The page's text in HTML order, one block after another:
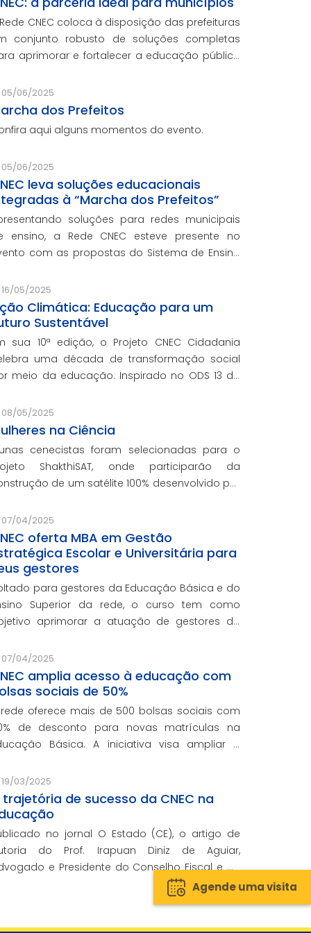
Agende uma visita
CNEC coloca à disposição das prefeituras
conjunto robusto de soluções completas
aprimorar e fortalecer a educação pública
para os municípios que não
da Marcha dos Prefeito
05/06/2025
dos Prefeitos
aqui alguns momentos do evento.
05/06/2025
leva soluções educacionais
à “Marcha dos Prefeitos”
soluções para redes municipais
ensino, a Rede CNEC esteve presente no
com as propostas do Sistema de Ensino
serviços de gestão escolar e parcerias
prefeituras durante ev
16/05/2025
Climática: Educação para um
Sustentável
sua 10ª edição, o Projeto CNEC Cidadania
uma década de transformação social
meio da educação. Inspirado no ODS 13 da
e na promoção da sustentabilidade.
08/05/2025
na Ciência
cenecistas foram selecionadas para o
ShakthiSAT, onde participarão da
de um satélite 100% desenvolvido por
07/04/2025
oferta MBA em Gestão
Escolar e Universitária para
gestores
para gestores da Educação Básica e do
Superior da rede, o curso tem como
aprimorar a atuação de gestores da
em serviço da instituição, contando
o oferecimento gratuito da Re
07/04/2025
amplia acesso à educação com
sociais de 50%
oferece mais de 500 bolsas sociais com
de desconto para novas matrículas na
Básica. A iniciativa visa ampliar o
educacional.
19/03/2025
trajetória de sucesso da CNEC na
no jornal O Estado (CE), o artigo de
do Prof. Irapuan Diniz de Aguiar,
e Presidente do Conselho Fiscal e de
Econômicos da CNEC, aborda a história
o impacto cenecista na educação brasileira.